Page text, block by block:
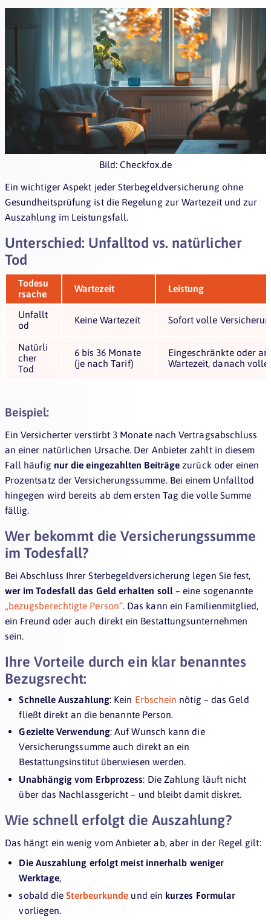
Bild: Checkfox.de
Ein wichtiger Aspekt jeder Sterbegeldversicherung ohne
Gesundheitsprüfung ist die Regelung zur Wartezeit und zur
Auszahlung im Leistungsfall.
Unterschied: Unfalltod vs. natürlicher
Tod
Todesu
rsache
Wartezeit Leistung
Unfallt
od
Keine Wartezeit Sofort volle
Natürli
cher
Tod
6 bis 36 Monate
(je nach Tarif)
Eingeschränkte oder
Wartezeit, danach
Beispiel:
Ein Versicherter verstirbt 3 Monate nach Vertragsabschluss
an einer natürlichen Ursache. Der Anbieter zahlt in diesem
Fall häufig nur die eingezahlten Beiträge zurück oder einen
Prozentsatz der Versicherungssumme. Bei einem Unfalltod
hingegen wird bereits ab dem ersten Tag die volle Summe
fällig.
Wer bekommt die Versicherungssumme
im Todesfall?
Bei Abschluss Ihrer Sterbegeldversicherung legen Sie fest,
wer im Todesfall das Geld erhalten soll– eine sogenannte
„bezugsberechtigte Person“. Das kann ein Familienmitglied,
ein Freund oder auch direkt ein Bestattungsunternehmen
sein.
Ihre Vorteile durch ein klar benanntes
Bezugsrecht:
Schnelle Auszahlung: Kein Erbschein nötig – das Geld
fließt direkt an die benannte Person.
Gezielte Verwendung: Auf Wunsch kann die
Versicherungssumme auch direkt an ein
Bestattungsinstitut überwiesen werden.
Unabhängig vom Erbprozess: Die Zahlung läuft nicht
über das Nachlassgericht – und bleibt damit diskret.
Wie schnell erfolgt die Auszahlung?
Das hängt ein wenig vom Anbieter ab, aber in der Regel gilt:
Die Auszahlung erfolgt meist innerhalb weniger
Werktage,
sobald dieSterbeurkunde und ein kurzes Formular
vorliegen.